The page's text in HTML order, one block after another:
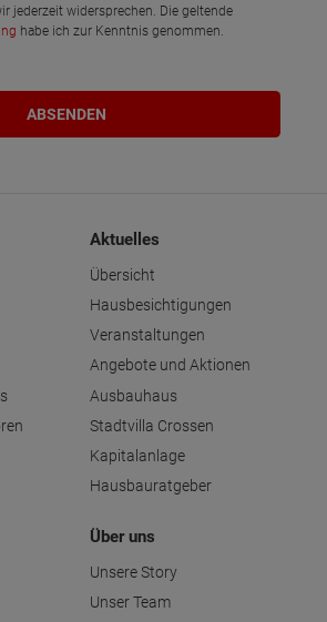
jederzeit widersprechen. Die geltende
habe ich zur Kenntnis genommen.
Aktuelles
Übersicht
Hausbesichtigungen
Veranstaltungen
Angebote und Aktionen
Ausbauhaus
Stadtvilla Crossen
Kapitalanlage
Hausbauratgeber
Über uns
Unsere Story
Unser Team